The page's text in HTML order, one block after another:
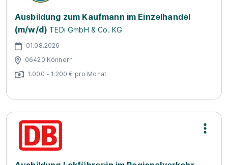
Ausbildung zum Kaufmann im Einzelhandel
(m/w/d) TEDi GmbH & Co. KG
01.08.2026
06420 Könnern
1.000 - 1.200 € pro Monat